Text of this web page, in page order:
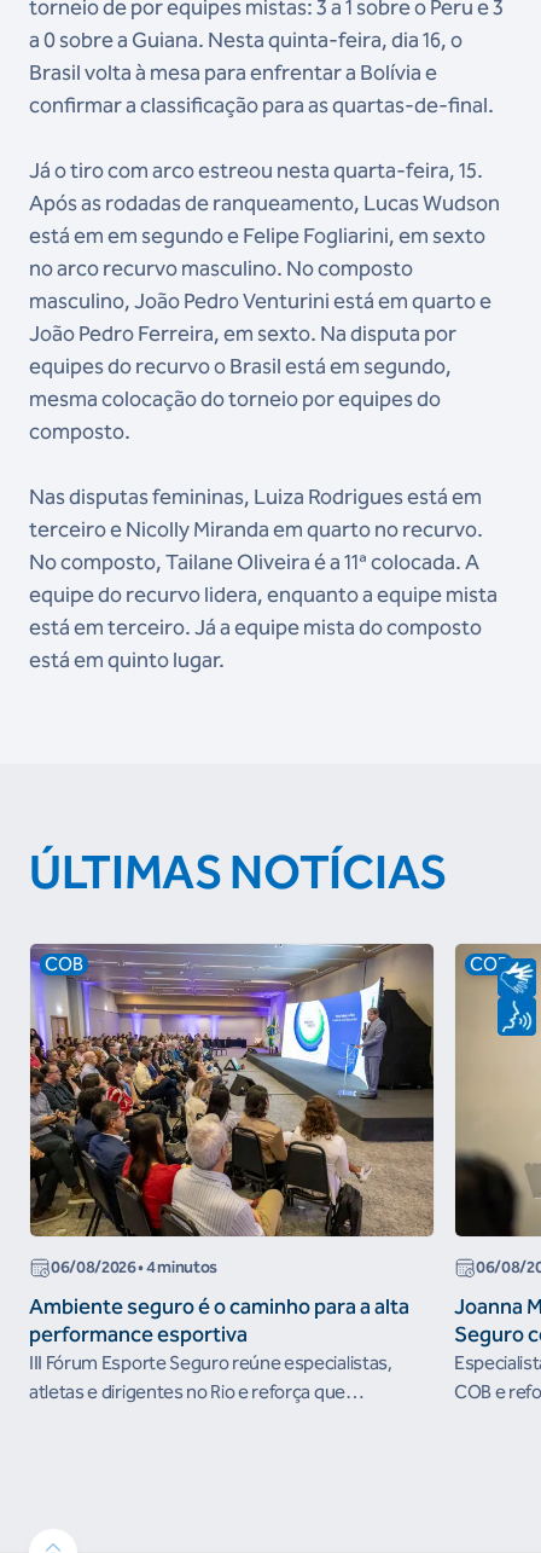
torneio de por equipes mistas: 3 a 1 sobre o Peru e 3
a 0 sobre a Guiana. Nesta quinta-feira, dia 16, o
Brasil volta à mesa para enfrentar a Bolívia e
confirmar a classificação para as quartas-de-final.
Já o tiro com arco estreou nesta quarta-feira, 15.
Após as rodadas de ranqueamento, Lucas Wudson
está em em segundo e Felipe Fogliarini, em sexto
no arco recurvo masculino. No composto
masculino, João Pedro Venturini está em quarto e
João Pedro Ferreira, em sexto. Na disputa por
equipes do recurvo o Brasil está em segundo,
mesma colocação do torneio por equipes do
composto.
Nas disputas femininas, Luiza Rodrigues está em
terceiro e Nicolly Miranda em quarto no recurvo.
No composto, Tailane Oliveira é a 11ª colocada. A
equipe do recurvo lidera, enquanto a equipe mista
está em terceiro. Já a equipe mista do composto
está em quinto lugar.
ÚLTIMAS NOTÍCIAS
COB
06/08/2026• 4 minutos
Ambiente seguro é o caminho para a alta
performance esportiva
III Fórum Esporte Seguro reúne especialistas,
atletas e dirigentes no Rio e reforça que
COB
06/08/
Joanna
Seguro
COB e